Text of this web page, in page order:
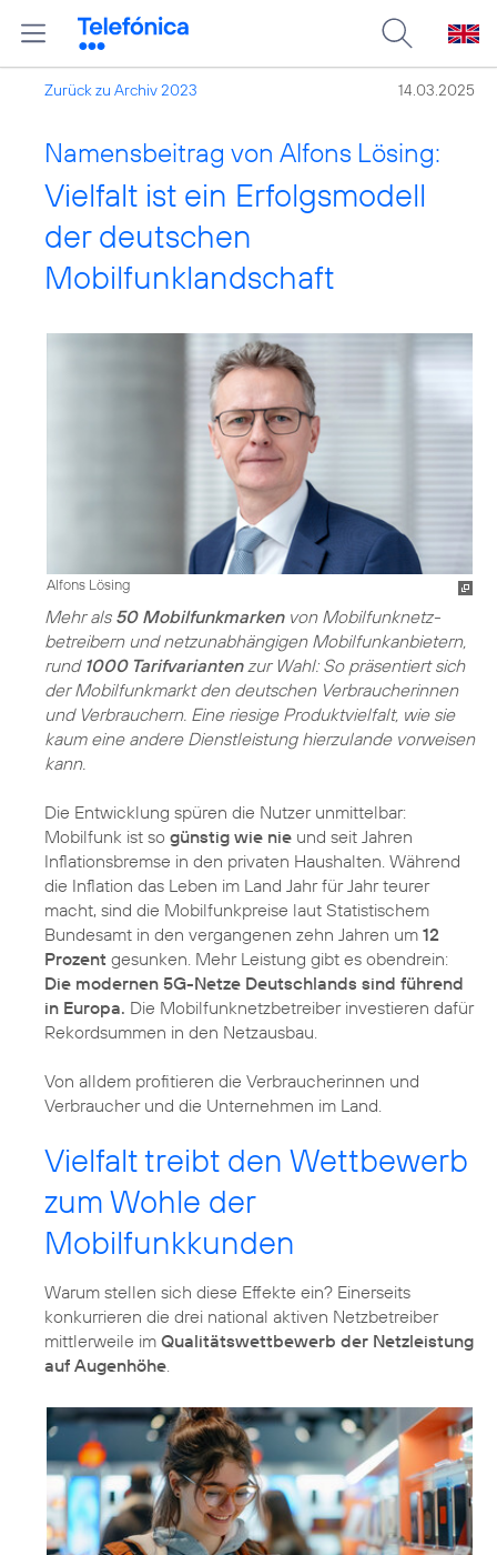
Zurück zu Archiv 2023 14.03.2025
Namensbeitrag von Alfons Lösing:
Vielfalt ist ein Erfolgsmodell
der deutschen
Mobilfunklandschaft
Alfons Lösing
Mehr als 50 Mobilfunkmarkenvon Mobilfunknetz­
betreibern und netzunabhängigen Mobilfunkanbietern,
rund 1000 Tarifvariantenzur Wahl: So präsentiert sich
der Mobilfunkmarkt den deutschen Verbraucherinnen
und Verbrauchern. Eine riesige Produktvielfalt, wie sie
kaum eine andere Dienstleistung hierzulande vorweisen
kann.
Die Entwicklung spüren die Nutzer unmittelbar:
Mobilfunk ist so günstig wie nie und seit Jahren
Inflationsbremse in den privaten Haushalten. Während
die Inflation das Leben im Land Jahr für Jahr teurer
macht, sind die Mobilfunkpreise laut Statistischem
Bundesamt in den vergangenen zehn Jahren um 12
Prozent gesunken. Mehr Leistung gibt es obendrein:
Die modernen 5G-Netze Deutschlands sind führend
in Europa. Die Mobilfunknetzbetreiber investieren dafür
Rekordsummen in den Netzausbau.
Von alldem profitieren die Verbraucherinnen und
Verbraucher und die Unternehmen im Land.
Vielfalt treibt den Wettbewerb
zum Wohle der
Mobilfunkkunden
Warum stellen sich diese Effekte ein? Einerseits
konkurrieren die drei national aktiven Netzbetreiber
mittlerweile im Qualitätswettbewerb der Netzleistung
auf Augenhöhe